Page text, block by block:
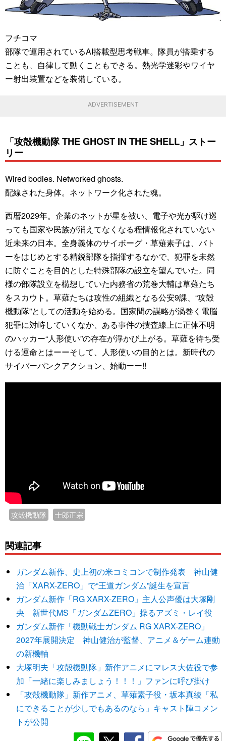
フチコマ
部隊で運用されているAI搭載型思考戦車。隊員が搭乗する
ことも、自律して動くこともできる。熱光学迷彩やワイヤ
ー射出装置などを装備している。
ADVERTISEMENT
「攻殻機動隊 THE GHOST IN THE SHELL」ストー
リー
Wired bodies. Networked ghosts.
配線された身体。ネットワーク化された魂。
西暦2029年。企業のネットが星を被い、電子や光が駆け巡
っても国家や民族が消えてなくなる程情報化されていない
近未来の日本。全身義体のサイボーグ・草薙素子は、バト
ーをはじめとする精鋭部隊を指揮するなかで、犯罪を未然
に防ぐことを目的とした特殊部隊の設立を望んでいた。同
様の部隊設立を構想していた内務省の荒巻大輔は草薙たち
をスカウト。草薙たちは攻性の組織となる公安9課、“攻殻
機動隊”としての活動を始める。国家間の謀略が渦巻く電脳
犯罪に対峙していくなか、ある事件の捜査線上に正体不明
のハッカー“人形使い”の存在が浮かび上がる。草薙を待ち受
ける運命とはーーそして、人形使いの目的とは。新時代の
サイバーパンクアクション、始動ーー!!
攻殻機動隊 士郎正宗
関連記事
ガンダム新作、史上初の米コミコンで制作発表 神山健
治「XARX-ZERO」で“王道ガンダム”誕生を宣言
ガンダム新作「RG XARX-ZERO」主人公声優は大塚剛
央 新世代MS「ガンダムZERO」操るアズミ・レイ役
ガンダム新作「機動戦士ガンダム RG XARX-ZERO」
2027年展開決定 神山健治が監督、アニメ＆ゲーム連動
の新機軸
大塚明夫「攻殻機動隊」新作アニメにマレス大佐役で参
加「一緒に楽しみましょう！！！」ファンに呼び掛け
「攻殻機動隊」新作アニメ、草薙素子役・坂本真綾「私
にできることが少しでもあるのなら」キャスト陣コメン
トが公開